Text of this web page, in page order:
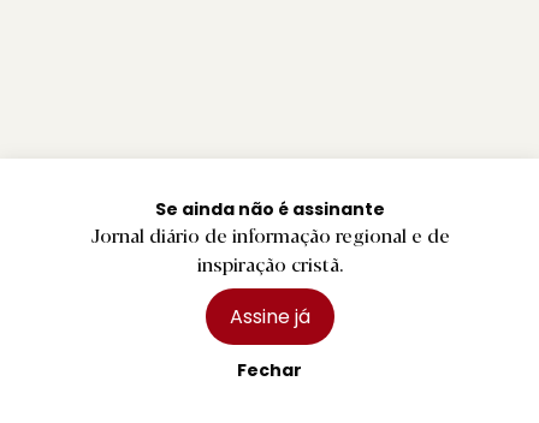
Se ainda não é assinante
Jornal diário de informação regional e de
inspiração cristã.
Assine já
Fechar